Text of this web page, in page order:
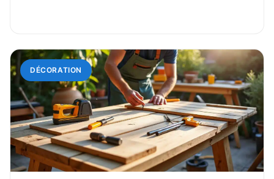
DÉCORATION